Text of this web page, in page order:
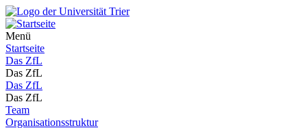
Menü
Startseite
Das ZfL
Das ZfL
Das ZfL
Das ZfL
Team
Organisationsstruktur